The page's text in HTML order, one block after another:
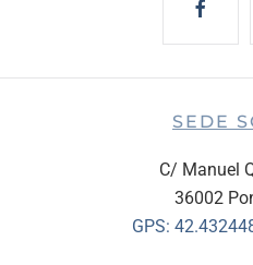
SEDE
C/ Manuel
36002
GPS: